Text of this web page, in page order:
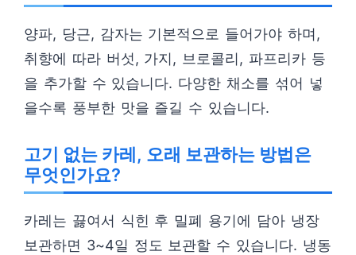
양파, 당근, 감자는 기본적으로 들어가야 하며,
취향에 따라 버섯, 가지, 브로콜리, 파프리카 등
을 추가할 수 있습니다. 다양한 채소를 섞어 넣
을수록 풍부한 맛을 즐길 수 있습니다.
고기 없는 카레, 오래 보관하는 방법은
무엇인가요?
카레는 끓여서 식힌 후 밀폐 용기에 담아 냉장
보관하면 3~4일 정도 보관할 수 있습니다. 냉동